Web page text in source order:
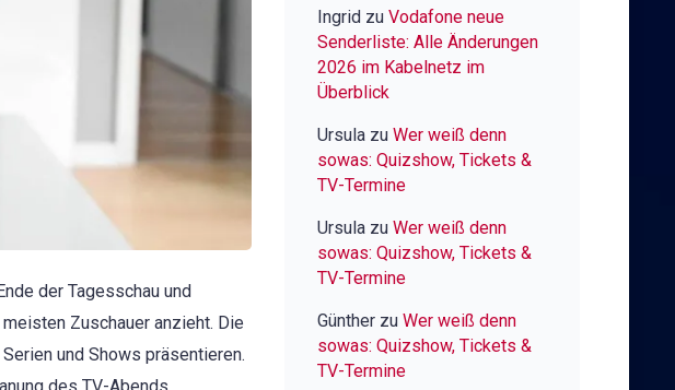
der Tagesschau und
Zuschauer anzieht. Die
und Shows präsentieren.
Ingrid zu Vodafone neue
Senderliste: Alle Änderungen
2026 im Kabelnetz im
Überblick
Ursula zu Wer weiß denn
sowas: Quizshow, Tickets &
TV-Termine
Ursula zu Wer weiß denn
sowas: Quizshow, Tickets &
TV-Termine
Günther zu Wer weiß denn
sowas: Quizshow, Tickets &
TV-Termine